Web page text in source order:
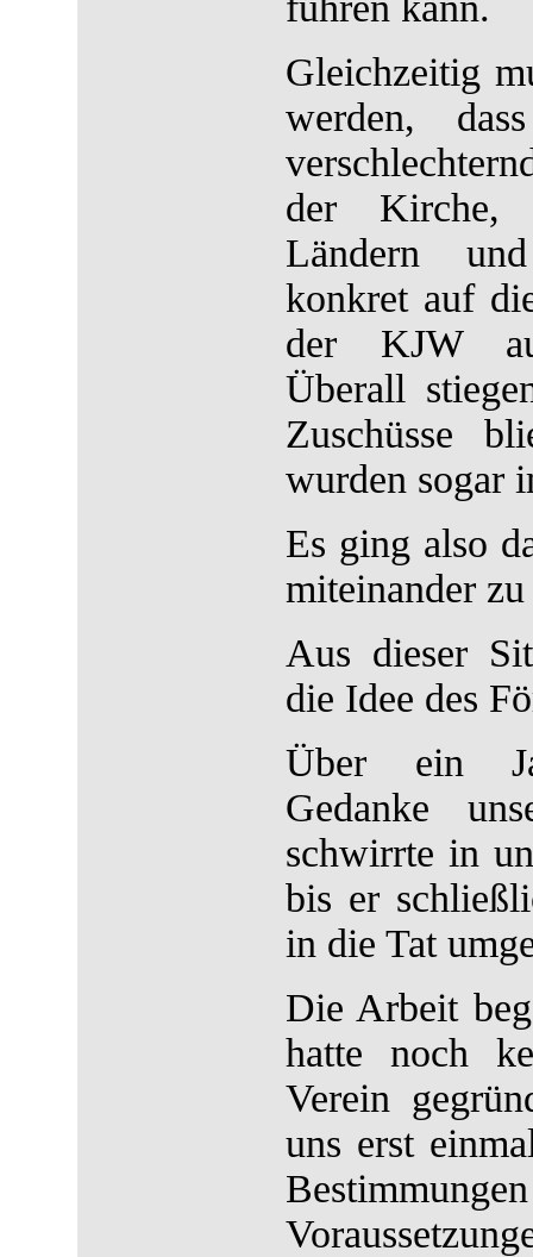
Gleichzeitig
werden,
der Kirche,
Ländern
konkret auf
der KJW
Überall
Zuschüsse
wurden sogar
Es ging also
miteinander
Aus dieser
die Idee des
Über ein
Gedanke
schwirrte in
bis er
in die Tat
Die Arbeit
hatte noch
Verein
uns erst